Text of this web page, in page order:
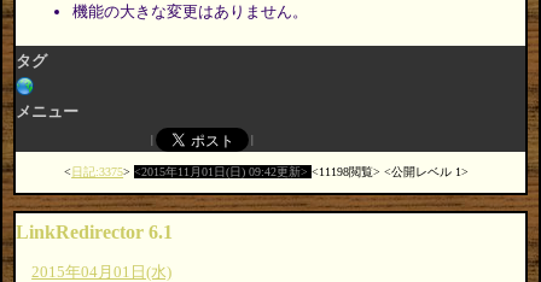
機能の大きな変更はありません。
タグ
メニュー
日記:3375 2015年11月01日(日) 09:42更新 11198閲覧 公開レベル 1
LinkRedirector 6.1
2015年04月01日(水)